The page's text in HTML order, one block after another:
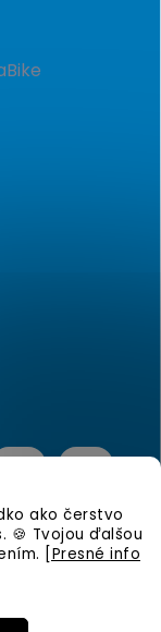
ako čerstvo
🍪 Tvojou ďalšou
[Presné info